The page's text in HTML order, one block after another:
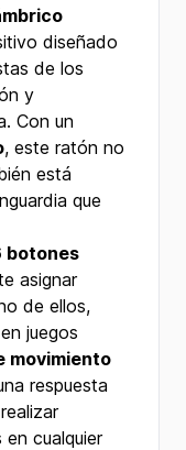
diseñado
de los
y
Con un
, este ratón no
está
que
botones
asignar
de ellos,
juegos
movimiento
respuesta
cualquier